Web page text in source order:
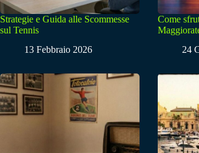
Strategie e Guida alle Scommesse
sul Tennis
13 Febbraio 2026
Come
24